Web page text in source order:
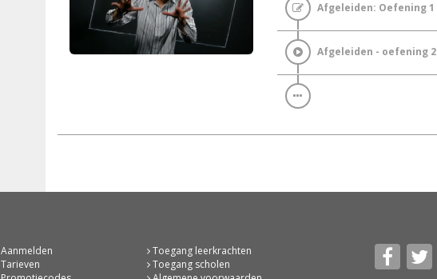
Afgeleiden: Oefening 1
Afgeleiden - oefening 2
Aanmelden
Tarieven
Toegang leerkrachten
Toegang scholen